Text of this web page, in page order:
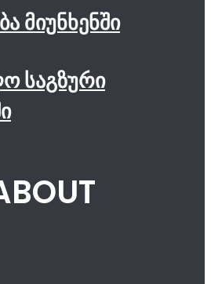
მიუნხენში
საგზური